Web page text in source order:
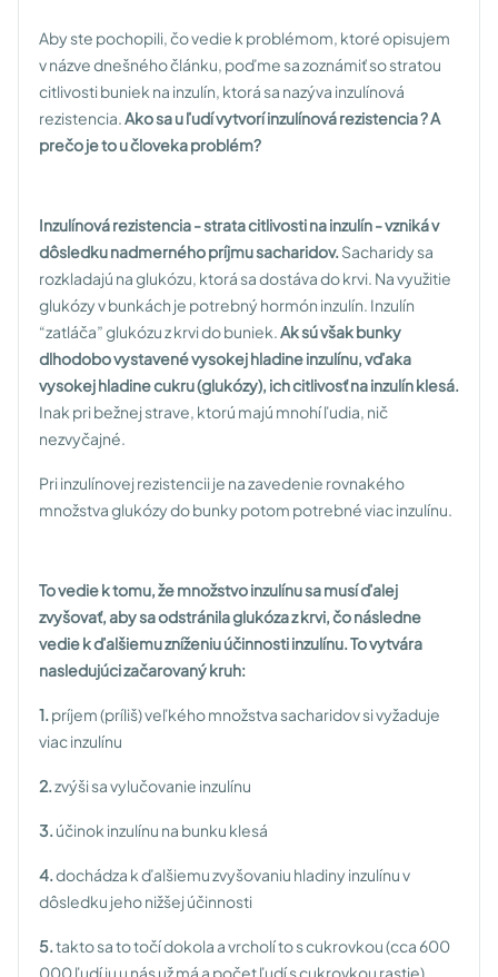
Aby ste pochopili, čo vedie k problémom, ktoré opisujem
v názve dnešného článku, poďme sa zoznámiť so stratou
citlivosti buniek na inzulín, ktorá sa nazýva inzulínová
rezistencia.Ako sa u ľudí vytvorí inzulínová rezistencia ? A
prečo je to u človeka problém?
Inzulínová rezistencia - strata citlivosti na inzulín - vzniká v
dôsledku nadmerného príjmu sacharidov. Sacharidy sa
rozkladajú na glukózu, ktorá sa dostáva do krvi. Na využitie
glukózy v bunkách je potrebný hormón inzulín. Inzulín
“zatláča” glukózu z krvi do buniek.Ak sú však bunky
dlhodobo vystavené vysokej hladine inzulínu, vďaka
vysokej hladine cukru (glukózy), ich citlivosť na inzulín klesá.
Inak pri bežnej strave, ktorú majú mnohí ľudia, nič
nezvyčajné.
Pri inzulínovej rezistencii je na zavedenie rovnakého
množstva glukózy do bunky potom potrebné viac inzulínu.
To vedie k tomu, že množstvo inzulínu sa musí ďalej
zvyšovať, aby sa odstránila glukóza z krvi, čo následne
vedie k ďalšiemu zníženiu účinnosti inzulínu. To vytvára
nasledujúci začarovaný kruh:
1. príjem (príliš) veľkého množstva sacharidov si vyžaduje
viac inzulínu
2.zvýši sa vylučovanie inzulínu
3. účinok inzulínu na bunku klesá
4.dochádza k ďalšiemu zvyšovaniu hladiny inzulínu v
dôsledku jeho nižšej účinnosti
5.takto sa to točí dokola a vrcholí to s cukrovkou (cca 600
000 ľudí ju u nás už má a počet ľudí s cukrovkou rastie)